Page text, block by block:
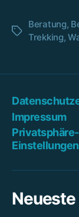
Schlagwörter
Beratung,
Trekking,
Impressum
Privatsphäre-
Einstellungen